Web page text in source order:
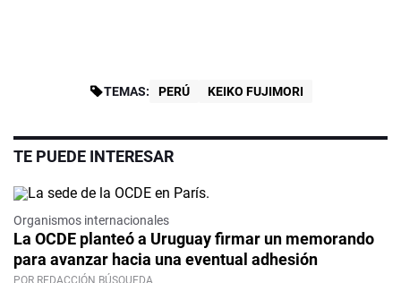
TEMAS: PERÚ KEIKO FUJIMORI
TE PUEDE INTERESAR
Organismos internacionales
La OCDE planteó a Uruguay firmar un memorando
para avanzar hacia una eventual adhesión
POR REDACCIÓN BÚSQUEDA